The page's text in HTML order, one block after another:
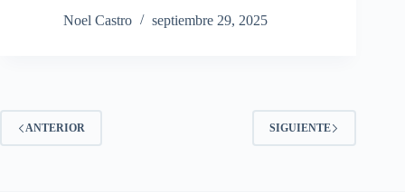
Noel Castro septiembre 29, 2025
ANTERIOR SIGUIENTE